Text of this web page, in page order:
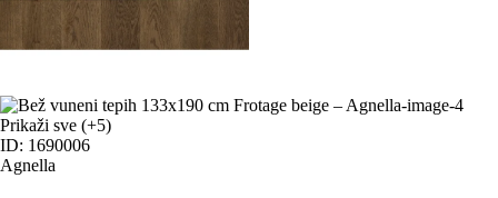
Prikaži sve (+5)
ID: 1690006
Agnella